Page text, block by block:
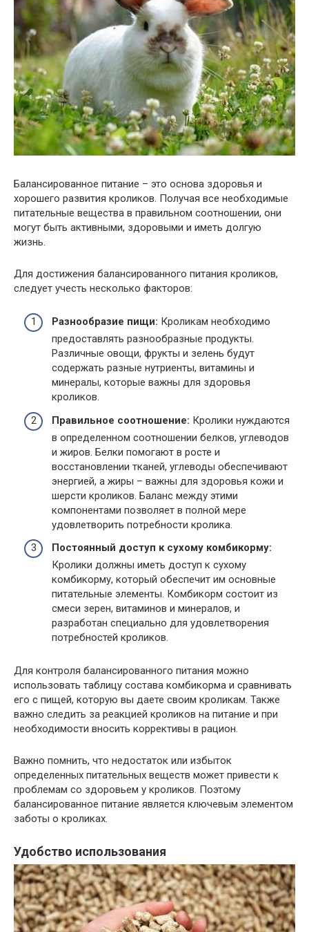
Балансированное питание – это основа здоровья и
хорошего развития кроликов. Получая все необходимые
питательные вещества в правильном соотношении, они
могут быть активными, здоровыми и иметь долгую
жизнь.
Для достижения балансированного питания кроликов,
следует учесть несколько факторов:
Разнообразие пищи: Кроликам необходимо
предоставлять разнообразные продукты.
Различные овощи, фрукты и зелень будут
содержать разные нутриенты, витамины и
минералы, которые важны для здоровья
кроликов.
Правильное соотношение: Кролики нуждаются
в определенном соотношении белков, углеводов
и жиров. Белки помогают в росте и
восстановлении тканей, углеводы обеспечивают
энергией, а жиры – важны для здоровья кожи и
шерсти кроликов. Баланс между этими
компонентами позволяет в полной мере
удовлетворить потребности кролика.
Постоянный доступ к сухому комбикорму:
Кролики должны иметь доступ к сухому
комбикорму, который обеспечит им основные
питательные элементы. Комбикорм состоит из
смеси зерен, витаминов и минералов, и
разработан специально для удовлетворения
потребностей кроликов.
Для контроля балансированного питания можно
использовать таблицу состава комбикорма и сравнивать
его с пищей, которую вы даете своим кроликам. Также
важно следить за реакцией кроликов на питание и при
необходимости вносить коррективы в рацион.
Важно помнить, что недостаток или избыток
определенных питательных веществ может привести к
проблемам со здоровьем у кроликов. Поэтому
балансированное питание является ключевым элементом
заботы о кроликах.
Удобство использования